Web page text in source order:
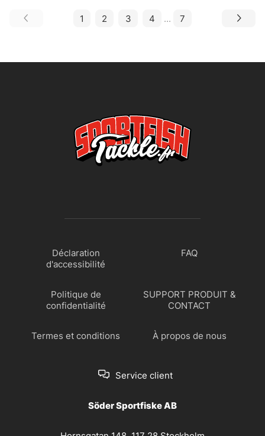
1 2 3 4 ... 7
Déclaration
d'accessibilité
FAQ
Politique de
confidentialité
SUPPORT PRODUIT &
CONTACT
Termes et conditions À propos de nous
Service client
Söder Sportfiske AB